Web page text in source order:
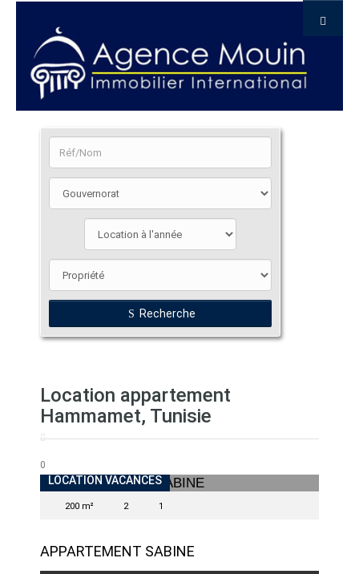
Recherche
Location appartement
Hammamet, Tunisie
0
LOCATION VACANCES
200 m² 2 1
APPARTEMENT SABINE